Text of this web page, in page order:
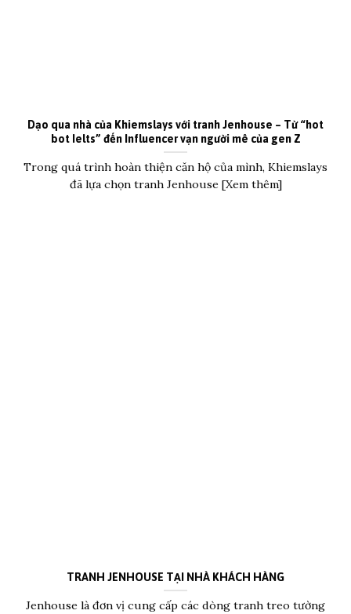
Dạo qua nhà của Khiemslays với tranh Jenhouse – Từ “hot
bot Ielts” đến Influencer vạn người mê của gen Z
Trong quá trình hoàn thiện căn hộ của mình, Khiemslays
đã lựa chọn tranh Jenhouse [Xem thêm]
TRANH JENHOUSE TẠI NHÀ KHÁCH HÀNG
Jenhouse là đơn vị cung cấp các dòng tranh treo tường